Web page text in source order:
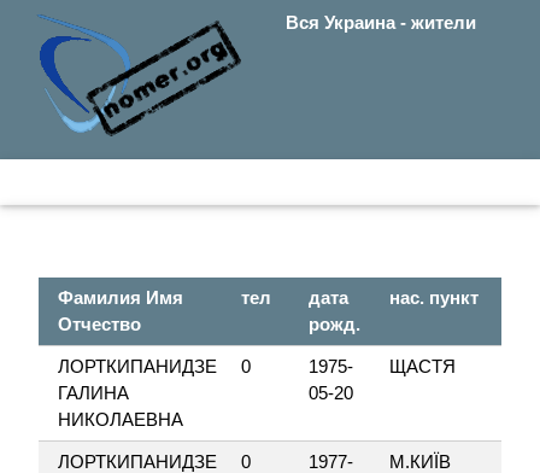
Вся Украина - жители
Фамилия Имя
Отчество
тел
дата
рожд.
нас. пункт
ЛОРТКИПАНИДЗЕ
ГАЛИНА
НИКОЛАЕВНА
0
1975-
05-20
ЩАСТЯ
ЛОРТКИПАНИДЗЕ
0
1977-
М.КИЇВ